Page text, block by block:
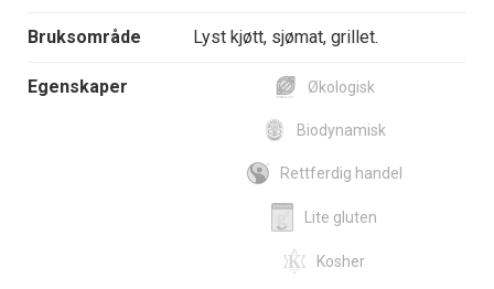
Bruksområde Lyst kjøtt, sjømat, grillet.
Egenskaper Økologisk
Biodynamisk
Rettferdig handel
Lite gluten
Kosher